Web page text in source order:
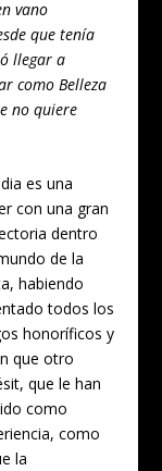
vano
que tenía
llegar a
como Belleza
no quiere
es una
con una gran
dentro
de la
habiendo
todos los
honoríficos y
que otro
que le han
como
como
la